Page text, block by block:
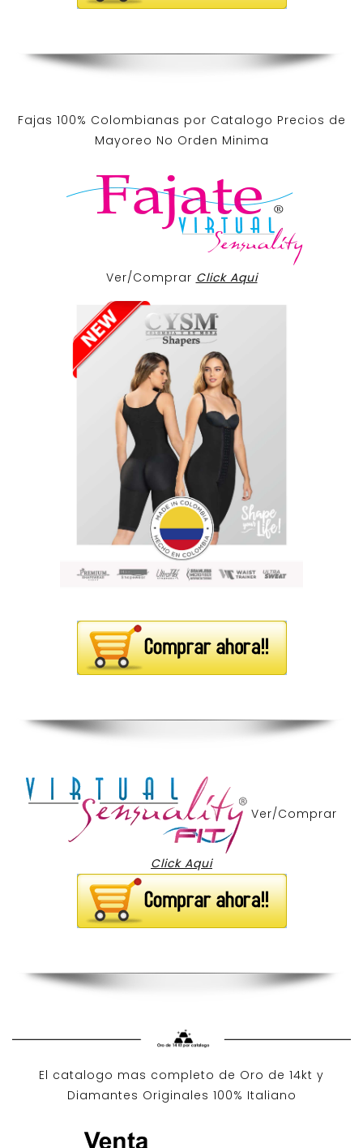
Fajas 100% Colombianas por Catalogo Precios de
Mayoreo No Orden Minima
Ver/Comprar Click Aqui
Ver/Comprar
Click Aqui
El catalogo mas completo de Oro de 14kt y
Diamantes Originales 100% Italiano